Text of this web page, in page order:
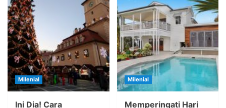
Milenial
Ini Dia! Cara
Milenial
Memperingati Hari